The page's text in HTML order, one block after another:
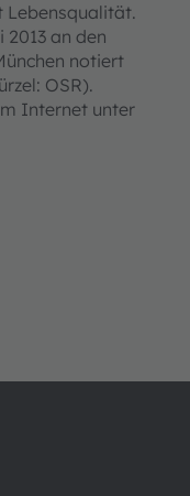
Lebensqualität.
an den
notiert
OSR).
Internet unter